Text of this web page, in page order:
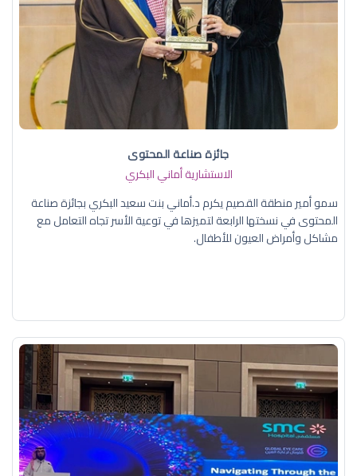
جائزة صناعة المحتوى
الاستشارية أماني البكري
سمو أمير منطقة القصيم يكرم د.أماني بنت سعيد البكري بجائزة صناعة
المحتوى في نسختها الرابعة لتميزها في توعية الأسر تجاه التعامل مع
مشاكل وأمراض العيون للأطفال.